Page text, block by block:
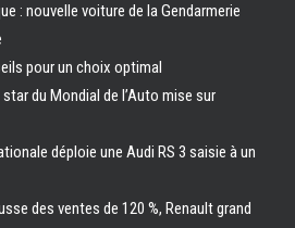
: nouvelle voiture de la Gendarmerie
pour un choix optimal
du Mondial de l’Auto mise sur
déploie une Audi RS 3 saisie à un
des ventes de 120 %, Renault grand